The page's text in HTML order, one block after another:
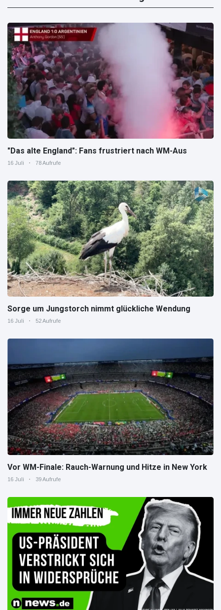
"Das alte England": Fans frustriert nach WM-Aus
16 Juli 78 Aufrufe
Sorge um Jungstorch nimmt glückliche Wendung
16 Juli 52 Aufrufe
Vor WM-Finale: Rauch-Warnung und Hitze in New York
16 Juli 39 Aufrufe